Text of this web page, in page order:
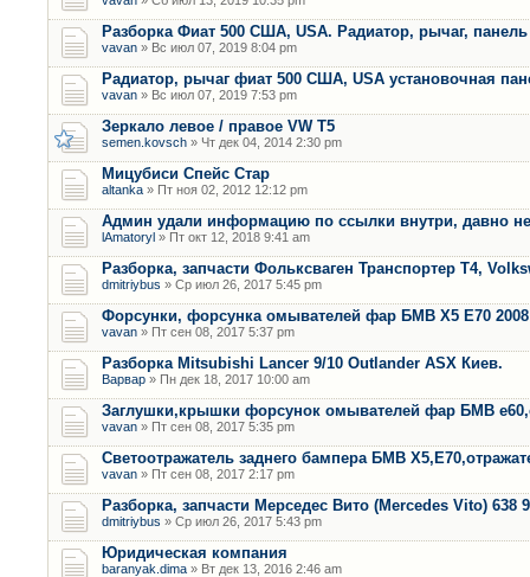
Разборка Фиат 500 США, USA. Радиатор, рычаг,
vavan » Вс июл 07, 2019 8:04 pm
Радиатор, рычаг фиат 500 США, USA установочная
vavan » Вс июл 07, 2019 7:53 pm
Зеркало левое / правое VW T5
semen.kovsch » Чт дек 04, 2014 2:30 pm
Мицубиси Спейс Стар
altanka » Пт ноя 02, 2012 12:12 pm
Админ удали информацию по ссылки внутри, давно не
lAmatoryl » Пт окт 12, 2018 9:41 am
Разборка, запчасти Фольксваген Транспортер Т4,
dmitriybus » Ср июл 26, 2017 5:45 pm
Форсунки, форсунка омывателей фар БМВ Х5 Е70 2008
vavan » Пт сен 08, 2017 5:37 pm
Разборка Mitsubishi Lancer 9/10 Outlander ASX Киев.
Варвар » Пн дек 18, 2017 10:00 am
Заглушки,крышки форсунок омывателей фар БМВ
vavan » Пт сен 08, 2017 5:35 pm
Светоотражатель заднего бампера БМВ
vavan » Пт сен 08, 2017 2:17 pm
Разборка, запчасти Мерседес Вито (Mercedes Vito) 638
dmitriybus » Ср июл 26, 2017 5:43 pm
Юридическая компания
baranyak.dima » Вт дек 13, 2016 2:46 am